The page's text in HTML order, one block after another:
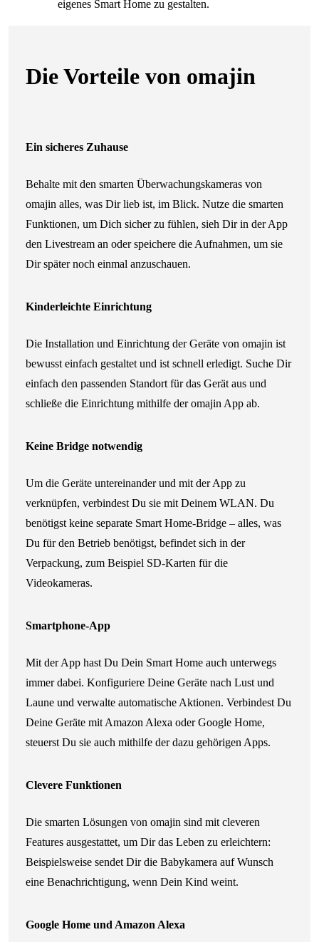
eigenes Smart Home zu gestalten.
Die Vorteile von omajin
Ein sicheres Zuhause
Behalte mit den smarten Überwachungskameras von
omajin alles, was Dir lieb ist, im Blick. Nutze die smarten
Funktionen, um Dich sicher zu fühlen, sieh Dir in der App
den Livestream an oder speichere die Aufnahmen, um sie
Dir später noch einmal anzuschauen.
Kinderleichte Einrichtung
Die Installation und Einrichtung der Geräte von omajin ist
bewusst einfach gestaltet und ist schnell erledigt. Suche Dir
einfach den passenden Standort für das Gerät aus und
schließe die Einrichtung mithilfe der omajin App ab.
Keine Bridge notwendig
Um die Geräte untereinander und mit der App zu
verknüpfen, verbindest Du sie mit Deinem WLAN. Du
benötigst keine separate Smart Home-Bridge – alles, was
Du für den Betrieb benötigst, befindet sich in der
Verpackung, zum Beispiel SD-Karten für die
Videokameras.
Smartphone-App
Mit der App hast Du Dein Smart Home auch unterwegs
immer dabei. Konfiguriere Deine Geräte nach Lust und
Laune und verwalte automatische Aktionen. Verbindest Du
Deine Geräte mit Amazon Alexa oder Google Home,
steuerst Du sie auch mithilfe der dazu gehörigen Apps.
Clevere Funktionen
Die smarten Lösungen von omajin sind mit cleveren
Features ausgestattet, um Dir das Leben zu erleichtern:
Beispielsweise sendet Dir die Babykamera auf Wunsch
eine Benachrichtigung, wenn Dein Kind weint.
Google Home und Amazon Alexa